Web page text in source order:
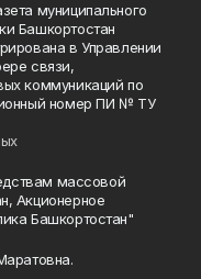
муниципального
Башкортостан
в Управлении
связи,
коммуникаций по
номер ПИ № ТУ
массовой
Акционерное
Башкортостан"